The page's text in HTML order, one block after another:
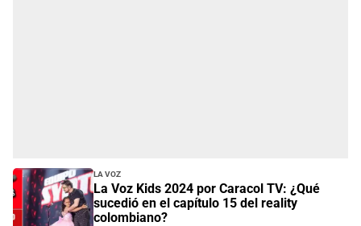
La Voz
La Voz Kids 2024 por Caracol TV: ¿Qué
sucedió en el capítulo 15 del reality
colombiano?